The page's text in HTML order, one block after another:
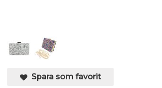
Spara som favorit